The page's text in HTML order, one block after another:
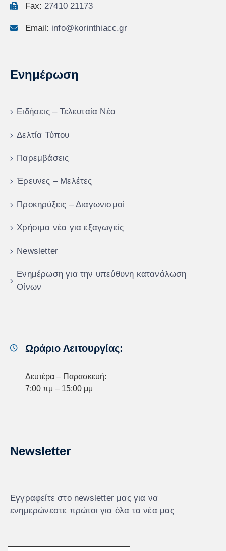
Fax: 27410 21173
Email: info@korinthiacc.gr
Ενημέρωση
Ειδήσεις – Τελευταία Νέα
Δελτία Τύπου
Παρεμβάσεις
Έρευνες – Μελέτες
Προκηρύξεις – Διαγωνισμοί
Χρήσιμα νέα για εξαγωγείς
Newsletter
Ενημέρωση για την υπεύθυνη κατανάλωση
Οίνων
Ωράριο Λειτουργίας:
Δευτέρα – Παρασκευή:
7:00 πμ – 15:00 μμ
Newsletter
Εγγραφείτε στο newsletter μας για να
ενημερώνεστε πρώτοι για όλα τα νέα μας